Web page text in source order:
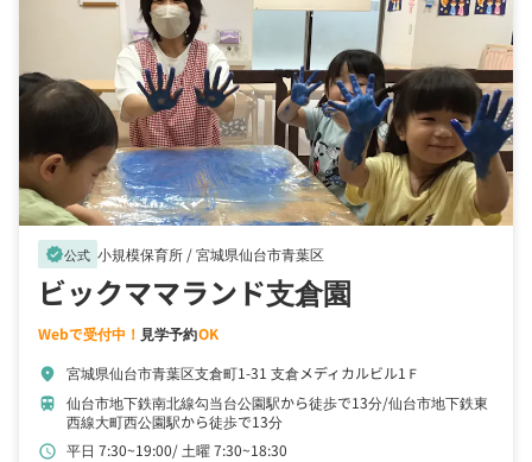
verified公式 小規模保育所 /宮城県仙台市青葉区
ビックママランド支倉園
Webで受付中！ 見学予約OK
location_on 宮城県仙台市青葉区支倉町1-31 支倉メディカルビル1Ｆ
train 仙台市地下鉄南北線勾当台公園駅から徒歩で13分 仙台市地下鉄東
西線大町西公園駅から徒歩で13分
schedule 平日 7:30~19:00 土曜 7:30~18:30